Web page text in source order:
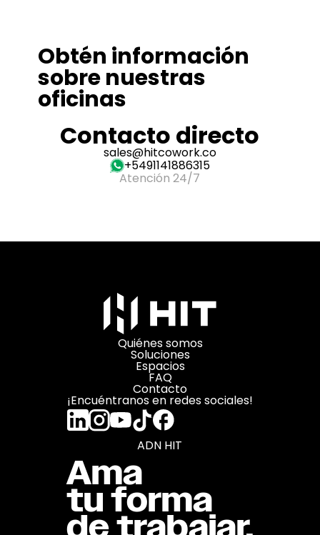
Obtén información
sobre nuestras
oficinas
Contacto directo
sales@hitcowork.co
+5491141886315
Atención 24/7
Quiénes somos
Soluciones
Espacios
FAQ
Contacto
¡Encuéntranos en redes sociales!
ADN HIT
Ama
tu forma